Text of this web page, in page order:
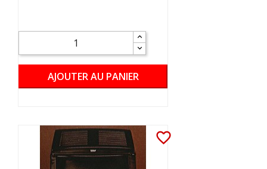
AJOUTER AU PANIER
favorite_border